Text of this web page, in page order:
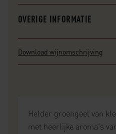
OVERIGE INFORMATIE
Download wijnomschrijving
Helder groengeel van
met heerlijke aroma's